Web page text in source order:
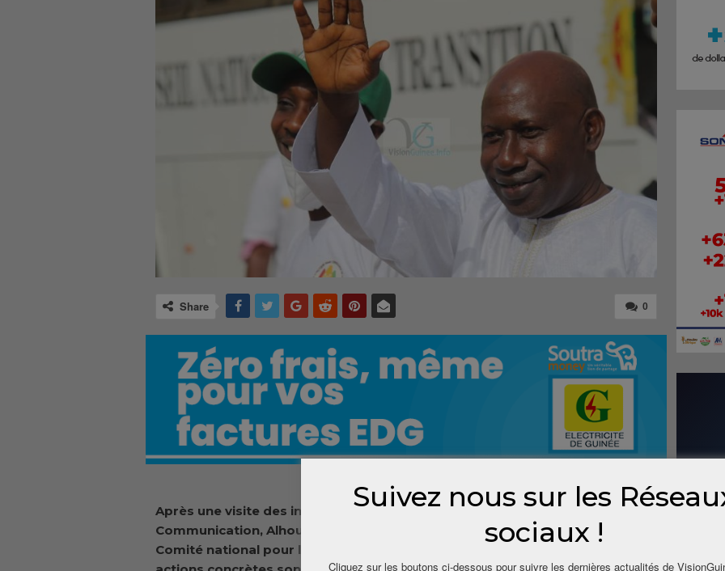
0
Share
Après une visite des installations de Simandou, l’ancien ministre de la
Communication, Alhousseiny Makanera, estime que sous la gouvernance du
Comité national pour le rassemblement et le développement (CNRD), des
Suivez nous sur les
sociaux !
Cliquez sur les boutons ci-dessous pour suivre les dernières actualités de